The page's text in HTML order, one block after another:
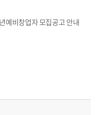
예비창업자 모집공고 안내